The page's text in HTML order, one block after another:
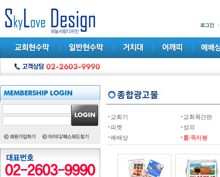
교회기
교회목간판
피켓
성의
예배상
롤/족자봉